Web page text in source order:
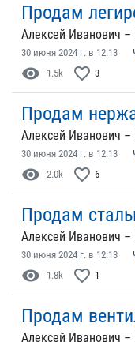
Продам
Алексей Иванович
30 июня 2024 г. в 12:13
visibility 1.5k favorite_border 3
Продам
Алексей Иванович
30 июня 2024 г. в 12:13
visibility 2.0k favorite_border 6
Продам
Алексей Иванович
30 июня 2024 г. в 12:13
visibility 1.8k favorite_border 1
Продам
Алексей Иванович